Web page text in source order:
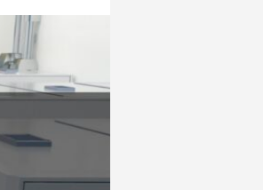
Google WorkspaceDX研修